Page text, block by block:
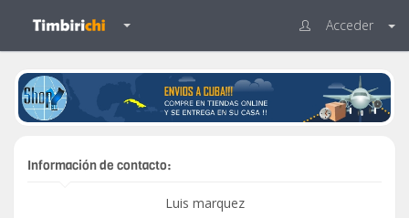
Acceder
Información de contacto:
Luis marquez